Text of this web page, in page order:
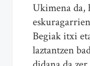
Ukimena da,
Begiak itxi
laztantzen